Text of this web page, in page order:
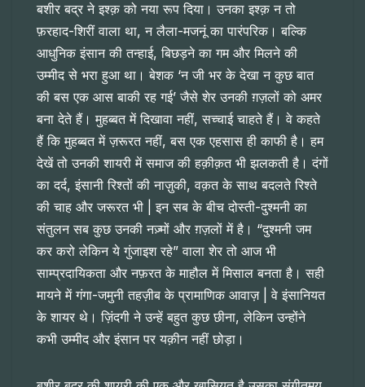
बशीर बद्र ने इश्क़ को नया रूप दिया। उनका इश्क़ न तो
फ़रहाद-शिरीं वाला था, न लैला-मजनूं का पारंपरिक। बल्कि
आधुनिक इंसान की तन्हाई, बिछड़ने का गम और मिलने की
उम्मीद से भरा हुआ था। बेशक ‘न जी भर के देखा न कुछ बात
की बस एक आस बाकी रह गई’ जैसे शेर उनकी ग़ज़लों को अमर
बना देते हैं। मुहब्बत में दिखावा नहीं, सच्चाई चाहते हैं। वे कहते
हैं कि मुहब्बत में ज़रूरत नहीं, बस एक एहसास ही काफी है। हम
देखें तो उनकी शायरी में समाज की हक़ीक़त भी झलकती है। दंगों
का दर्द, इंसानी रिश्तों की नाज़ुकी, वक़त के साथ बदलते रिश्ते
की चाह और जरूरत भी | इन सब के बीच दोस्ती-दुश्मनी का
संतुलन सब कुछ उनकी नज़्मों और ग़ज़लों में है। “दुश्मनी जम
कर करो लेकिन ये गुंजाइश रहे” वाला शेर तो आज भी
साम्प्रदायिकता और नफ़रत के माहौल में मिसाल बनता है। सही
मायने में गंगा-जमुनी तहज़ीब के प्रामाणिक आवाज़ | वे इंसानियत
के शायर थे। ज़िंदगी ने उन्हें बहुत कुछ छीना, लेकिन उन्होंने
कभी उम्मीद और इंसान पर यक़ीन नहीं छोड़ा।